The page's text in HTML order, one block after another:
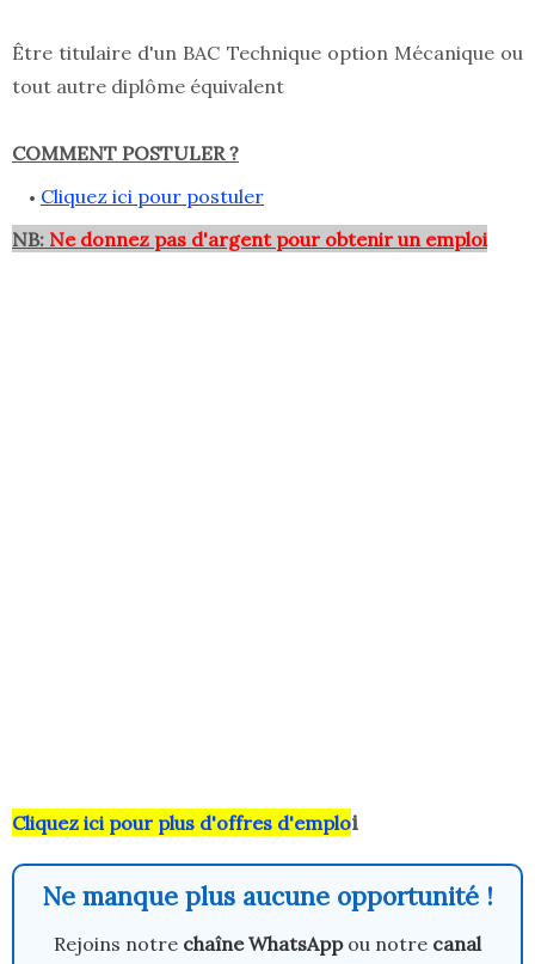
Être titulaire d'un BAC Technique option Mécanique ou
tout autre diplôme équivalent
COMMENT POSTULER ?
Cliquez ici pour postuler
NB: Ne donnez pas d'argent pour obtenir un emploi
Cliquez ici pour plus d'offres d'emploi
Ne manque plus aucune opportunité !
Rejoins notre chaîne WhatsAppou notre canal